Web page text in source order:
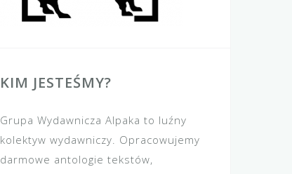
KIM JESTEŚMY?
Grupa Wydawnicza Alpaka to luźny
kolektyw wydawniczy. Opracowujemy
darmowe antologie tekstów,